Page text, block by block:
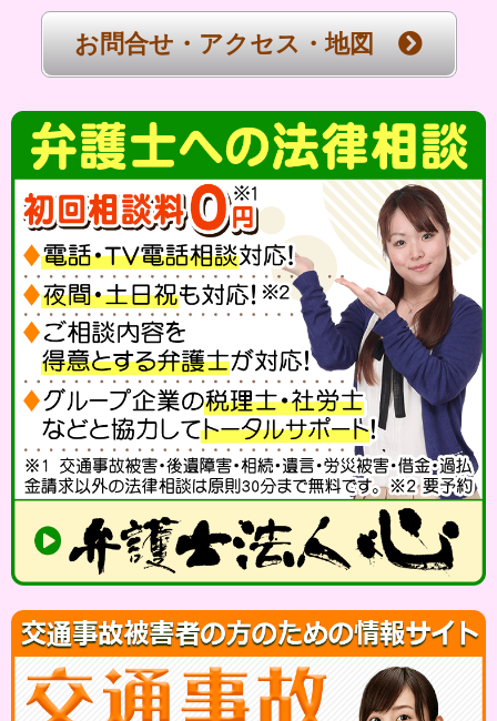
お問合せ・アクセス・地図